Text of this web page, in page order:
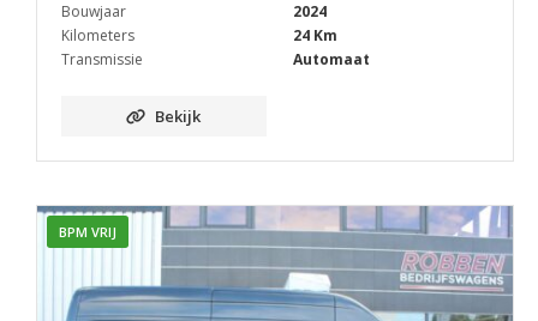
Bouwjaar
2024
Kilometers
24 Km
Transmissie
Automaat
Bekijk
BPM VRIJ